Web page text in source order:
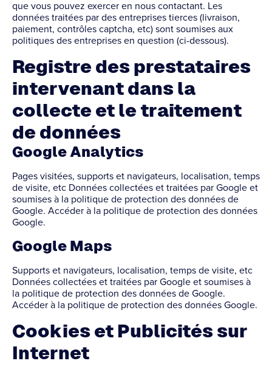
que vous pouvez exercer en nous contactant. Les
données traitées par des entreprises tierces (livraison,
paiement, contrôles captcha, etc) sont soumises aux
politiques des entreprises en question (ci-dessous).
Registre des prestataires
intervenant dans la
collecte et le traitement
de données
Google Analytics
Pages visitées, supports et navigateurs, localisation, temps
de visite, etc Données collectées et traitées par Google et
soumises à la politique de protection des données de
Google. Accéder à la politique de protection des données
Google.
Google Maps
Supports et navigateurs, localisation, temps de visite, etc
Données collectées et traitées par Google et soumises à
la politique de protection des données de Google.
Accéder à la politique de protection des données Google.
Cookies et Publicités sur
Internet